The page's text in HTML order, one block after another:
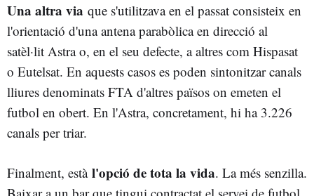
Una altra via que s'utilitzava en el passat consisteix en
l'orientació d'una antena parabòlica en direcció al
satèl·lit Astra o, en el seu defecte, a altres com Hispasat
o Eutelsat. En aquests casos es poden sintonitzar canals
lliures denominats FTA d'altres països on emeten el
futbol en obert. En l'Astra, concretament, hi ha 3.226
canals per triar.
Finalment, està l'opció de tota la vida. La més senzilla.